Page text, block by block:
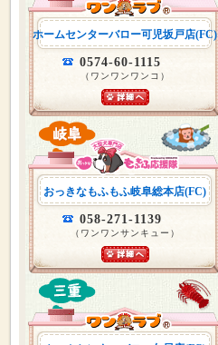
ホームセンターバロー可児坂戸店(FC)
0574-60-1115
（ワンワンワンコ）
おっきなもふもふ岐阜総本店(FC)
058-271-1139
（ワンワンサンキュー）